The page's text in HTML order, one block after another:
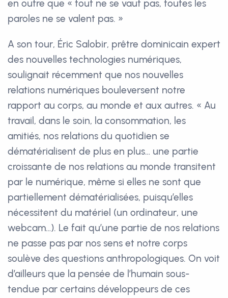
en outre que « tout ne se vaut pas, toutes les
paroles ne se valent pas. »
A son tour, Éric Salobir, prêtre dominicain expert
des nouvelles technologies numériques,
soulignait récemment que nos nouvelles
relations numériques bouleversent notre
rapport au corps, au monde et aux autres. « Au
travail, dans le soin, la consommation, les
amitiés, nos relations du quotidien se
dématérialisent de plus en plus… une partie
croissante de nos relations au monde transitent
par le numérique, même si elles ne sont que
partiellement dématérialisées, puisqu’elles
nécessitent du matériel (un ordinateur, une
webcam…). Le fait qu’une partie de nos relations
ne passe pas par nos sens et notre corps
soulève des questions anthropologiques. On voit
d’ailleurs que la pensée de l’humain sous-
tendue par certains développeurs de ces